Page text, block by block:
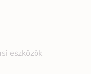
eszközök